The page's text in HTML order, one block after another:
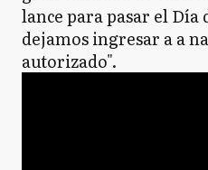
lance para pasar el Día
dejamos ingresar a a
autorizado".